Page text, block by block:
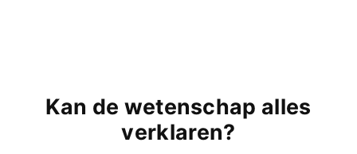
Kan de wetenschap alles
verklaren?